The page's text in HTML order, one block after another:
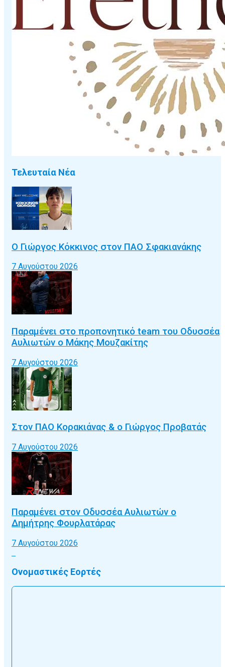
Τελευταία Νέα
Ο Γιώργος Κόκκινος στον ΠΑΟ Σφακιανάκης
7 Αυγούστου 2026
Παραμένει στο προπονητικό team του Οδυσσέα
Αυλιωτών ο Μάκης Μουζακίτης
7 Αυγούστου 2026
Στον ΠΑΟ Κορακιάνας & ο Γιώργος Προβατάς
7 Αυγούστου 2026
Παραμένει στον Οδυσσέα Αυλιωτών ο
Δημήτρης Φουρλατάρας
7 Αυγούστου 2026
Ονομαστικές Εορτές